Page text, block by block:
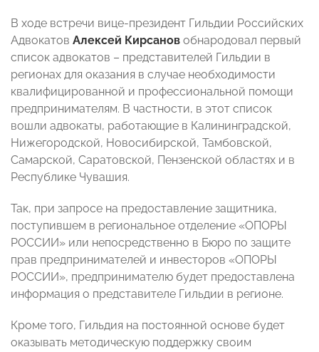
В ходе встречи вице-президент Гильдии Российских
Адвокатов Алексей Кирсанов обнародовал первый
список адвокатов – представителей Гильдии в
регионах для оказания в случае необходимости
квалифицированной и профессиональной помощи
предпринимателям. В частности, в этот список
вошли адвокаты, работающие в Калининградской,
Нижегородской, Новосибирской, Тамбовской,
Самарской, Саратовской, Пензенской областях и в
Республике Чувашия.
Так, при запросе на предоставление защитника,
поступившем в региональное отделение «ОПОРЫ
РОССИИ» или непосредственно в Бюро по защите
прав предпринимателей и инвесторов «ОПОРЫ
РОССИИ», предпринимателю будет предоставлена
информация о представителе Гильдии в регионе.
Кроме того, Гильдия на постоянной основе будет
оказывать методическую поддержку своим